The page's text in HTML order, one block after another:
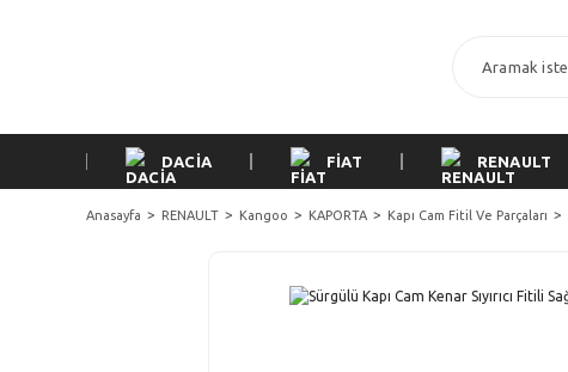
DACİA FİAT RENAULT
Anasayfa RENAULT Kangoo KAPORTA Kapı Cam Fitil Ve Parçaları